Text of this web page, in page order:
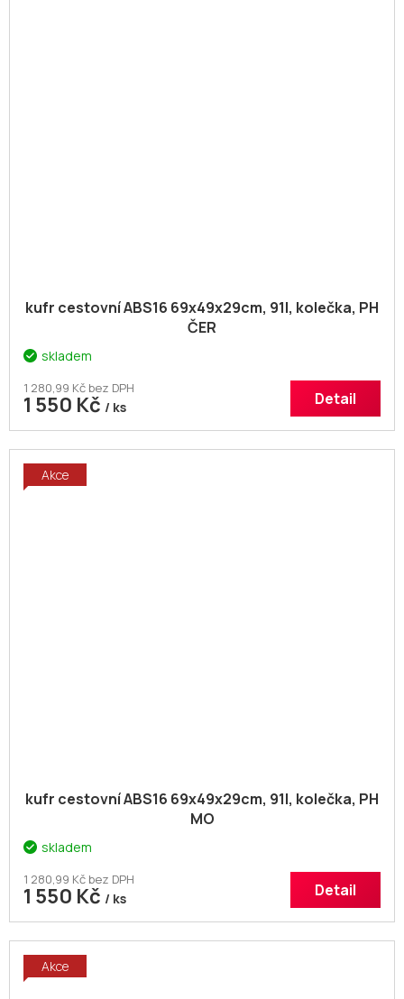
kufr cestovní ABS16 69x49x29cm, 91l, kolečka, PH
ČER
skladem
1 280,99 Kč bez DPH
1 550 Kč / ks Detail
Akce
kufr cestovní ABS16 69x49x29cm, 91l, kolečka, PH
MO
skladem
1 280,99 Kč bez DPH
1 550 Kč / ks Detail
Akce